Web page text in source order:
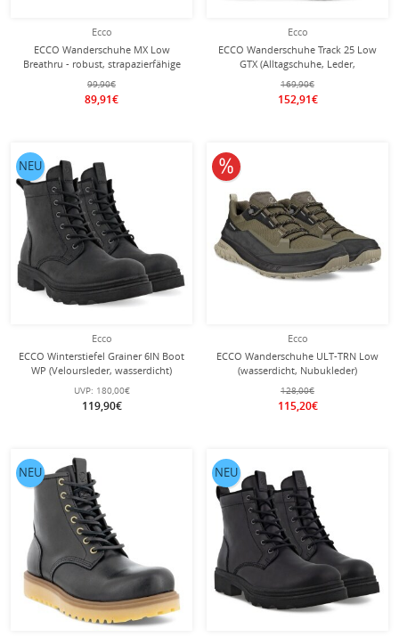
Ecco
ECCO Wanderschuhe MX Low
Breathru - robust, strapazierfähige
Sohle - grau Herren
99,90€
89,91€
Ecco
ECCO Wanderschuhe Track 25 Low
GTX (Alltagschuhe, Leder,
wasserdicht) braun Herren
169,90€
152,91€
Ecco
ECCO Winterstiefel Grainer 6IN Boot
WP (Veloursleder, wasserdicht)
schwarz Herren
UVP: 180,00€
119,90€
NEU
Ecco
ECCO Wanderschuhe ULT-TRN Low
(wasserdicht, Nubukleder)
schwarz/dunkelgrün Herren
128,00€
115,20€
10% reduziert
NEU NEU